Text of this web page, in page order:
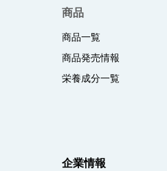
商品
商品一覧
商品発売情報
栄養成分一覧
企業情報